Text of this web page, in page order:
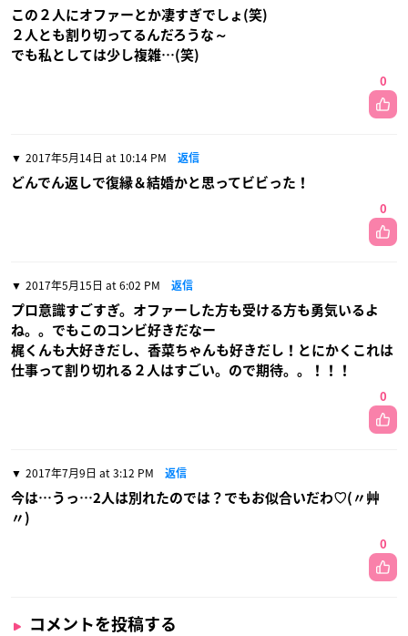
この２人にオファーとか凄すぎでしょ(笑)
２人とも割り切ってるんだろうな～
でも私としては少し複雑…(笑)
0
2017年5月14日 at 10:14 PM 返信
どんでん返しで復縁＆結婚かと思ってビビった！
0
2017年5月15日 at 6:02 PM 返信
プロ意識すごすぎ。オファーした方も受ける方も勇気いるよ
ね。。でもこのコンビ好きだなー
梶くんも大好きだし、香菜ちゃんも好きだし！とにかくこれは
仕事って割り切れる２人はすごい。ので期待。。！！！
0
2017年7月9日 at 3:12 PM 返信
今は…うっ…2人は別れたのでは？でもお似合いだわ♡(〃艸
〃)
0
コメントを投稿する